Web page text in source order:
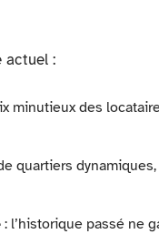
actuel :
minutieux des
quartiers
: l’historique passé ne